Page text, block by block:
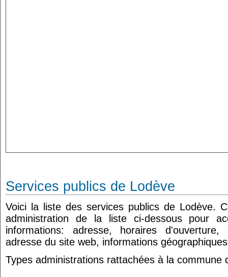
Services publics de Lodève
Voici la liste des services publics de Lodève.
administration de la liste ci-dessous pour
informations: adresse, horaires
adresse du site web, informations
Types administrations rattachées à la commune